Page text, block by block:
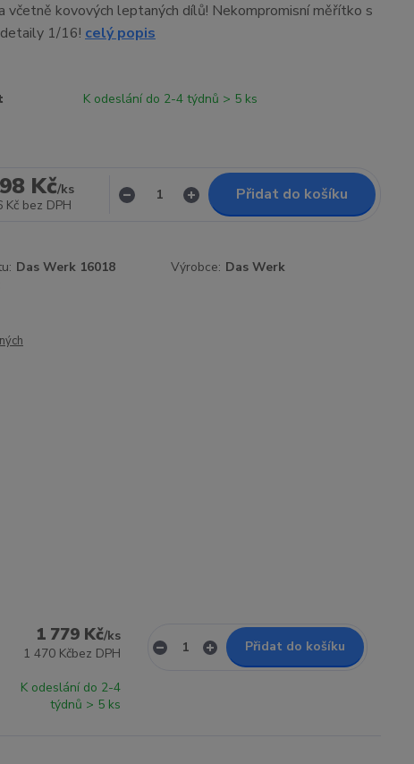
včetně kovových leptaných dílů! Nekompromisní měřítko s
1/16! celý popis
K odeslání do 2-4 týdnů > 5 ks
Kč/ks
Kč bez DPH
Přidat do košíku
Das Werk 16018 Výrobce: Das Werk
1 779 Kč/ks
1 470 Kčbez DPH
K odeslání do 2-4
týdnů > 5 ks
Přidat do košíku